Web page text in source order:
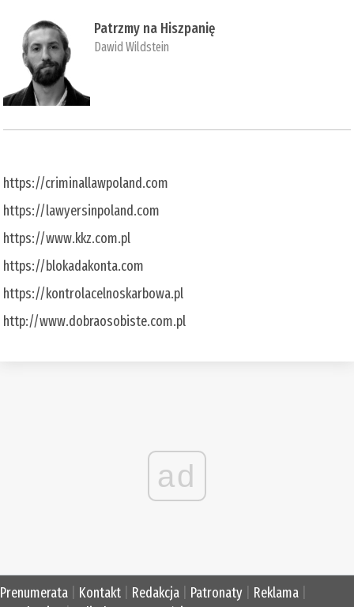
Patrzmy na Hiszpanię
Dawid Wildstein
https://criminallawpoland.com
https://lawyersinpoland.com
https://www.kkz.com.pl
https://blokadakonta.com
https://kontrolacelnoskarbowa.pl
http://www.dobraosobiste.com.pl
ad
Prenumerata Kontakt Redakcja Patronaty Reklama